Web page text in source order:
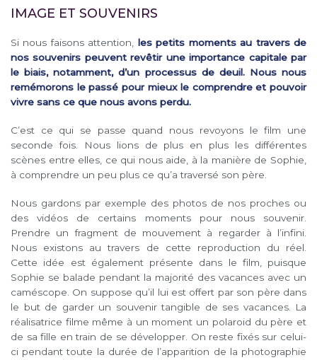
IMAGE ET SOUVENIRS
Si nous faisons attention, les petits moments au travers de
nos souvenirs peuvent revêtir une importance capitale par
le biais, notamment, d’un processus de deuil. Nous nous
remémorons le passé pour mieux le comprendre et pouvoir
vivre sans ce que nous avons perdu.
C’est ce qui se passe quand nous revoyons le film une
seconde fois. Nous lions de plus en plus les différentes
scènes entre elles, ce qui nous aide, à la manière de Sophie,
à comprendre un peu plus ce qu’a traversé son père.
Nous gardons par exemple des photos de nos proches ou
des vidéos de certains moments pour nous souvenir.
Prendre un fragment de mouvement à regarder à l’infini.
Nous existons au travers de cette reproduction du réel.
Cette idée est également présente dans le film, puisque
Sophie se balade pendant la majorité des vacances avec un
caméscope. On suppose qu’il lui est offert par son père dans
le but de garder un souvenir tangible de ses vacances. La
réalisatrice filme même à un moment un polaroid du père et
de sa fille en train de se développer. On reste fixés sur celui-
ci pendant toute la durée de l’apparition de la photographie